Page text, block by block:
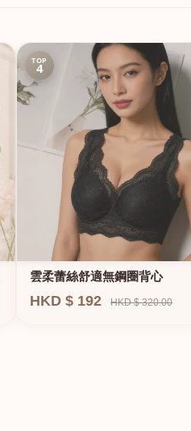
TOP
4
雲柔蕾絲舒適無鋼圈背心
HKD $ 192 HKD $ 320.00